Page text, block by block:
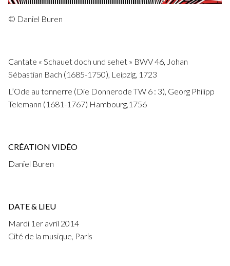
Galerie
Presse
Actions
Contact
EN
© Daniel Buren
Cantate « Schauet doch und sehet » BWV 46, Johan
Sébastian Bach (1685-1750), Leipzig, 1723
L’Ode au tonnerre (Die Donnerode TW 6 : 3), Georg Philipp
Telemann (1681-1767) Hambourg,1756
CRÉATION VIDÉO
Daniel Buren
DATE & LIEU
Mardi 1er avril 2014
Cité de la musique, Paris